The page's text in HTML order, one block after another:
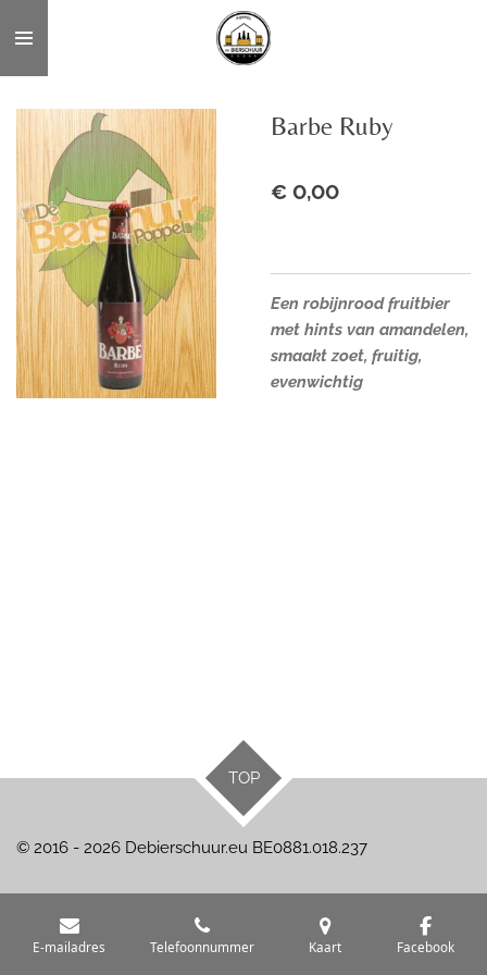
direct
naar
hoofdinhoud
Barbe Ruby
€ 0,00
Een robijnrood fruitbier
met hints van amandelen,
smaakt zoet, fruitig,
evenwichtig
TOP
© 2016 - 2026 Debierschuur.eu BE0881.018.237
E-mailadres Telefoonnummer Kaart Facebook